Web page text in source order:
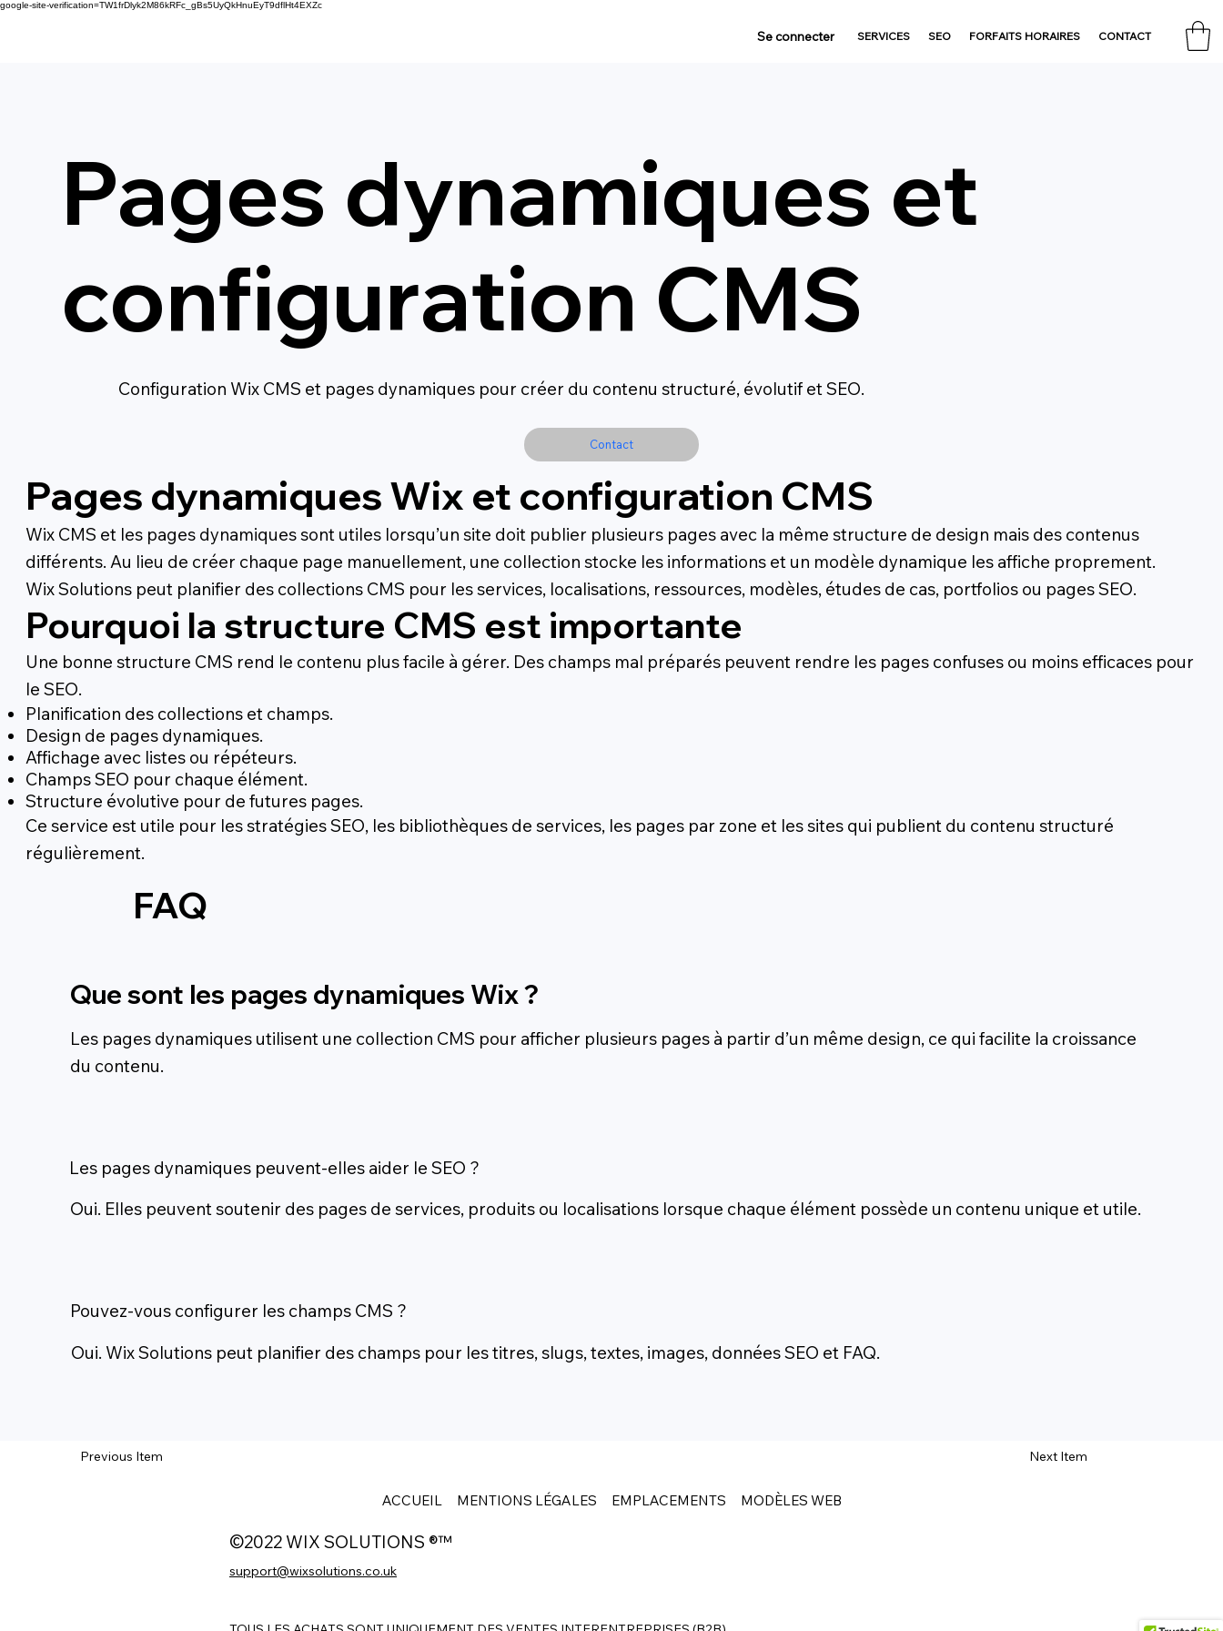
google-site-verification=TW1frDlyk2M86kRFc_gBs5UyQkHnuEyT9dflHt4EXZc
Se connecter SERVICES SEO FORFAITS HORAIRES CONTACT
Pages dynamiques et
configuration CMS
Configuration Wix CMS et pages dynamiques pour créer du contenu structuré, évolutif et SEO.
Contact
Pages dynamiques Wix et configuration CMS
Wix CMS et les pages dynamiques sont utiles lorsqu’un site doit publier plusieurs pages avec la même structure de design mais des contenus
différents. Au lieu de créer chaque page manuellement, une collection stocke les informations et un modèle dynamique les affiche proprement.
Wix Solutions peut planifier des collections CMS pour les services, localisations, ressources, modèles, études de cas, portfolios ou pages SEO.
Pourquoi la structure CMS est importante
Une bonne structure CMS rend le contenu plus facile à gérer. Des champs mal préparés peuvent rendre les pages confuses ou moins efficaces pour
le SEO.
Planification des collections et champs.
Design de pages dynamiques.
Affichage avec listes ou répéteurs.
Champs SEO pour chaque élément.
Structure évolutive pour de futures pages.
Ce service est utile pour les stratégies SEO, les bibliothèques de services, les pages par zone et les sites qui publient du contenu structuré
régulièrement.
FAQ
Que sont les pages dynamiques Wix ?
Les pages dynamiques utilisent une collection CMS pour afficher plusieurs pages à partir d’un même design, ce qui facilite la croissance
du contenu.
Les pages dynamiques peuvent-elles aider le SEO ?
Oui. Elles peuvent soutenir des pages de services, produits ou localisations lorsque chaque élément possède un contenu unique et utile.
Pouvez-vous configurer les champs CMS ?
Oui. Wix Solutions peut planifier des champs pour les titres, slugs, textes, images, données SEO et FAQ.
Previous Item Next Item
ACCUEIL MENTIONS LÉGALES EMPLACEMENTS MODÈLES WEB
©2022 WIX SOLUTIONS ®™
support@wixsolutions.co.uk